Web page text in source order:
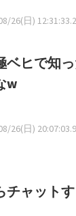
26(日)
ベヒで知
w
26(日)
チャット